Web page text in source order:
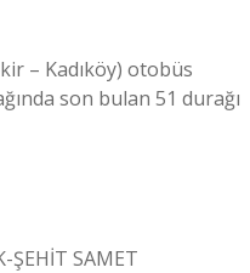
– Kadıköy) otobüs
son bulan 51 durağı
ŞEHİT SAMET